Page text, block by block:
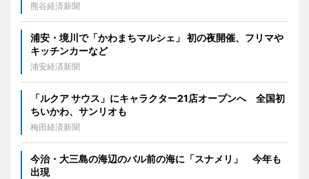
熊谷経済新聞
浦安・境川で「かわまちマルシェ」 初の夜開催、フリマや
キッチンカーなど
浦安経済新聞
「ルクア サウス」にキャラクター21店オープンへ 全国初
ちいかわ、サンリオも
梅田経済新聞
今治・大三島の海辺のバル前の海に「スナメリ」 今年も
出現